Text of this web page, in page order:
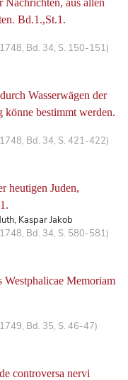
Bd.1.,St.1.
Bd. 34, S. 150-151)
Wasserwägen der
bestimmt werden.
Bd. 34, S. 421-422)
heutigen Juden,
Kaspar Jakob
Bd. 34, S. 580-581)
Westphalicae Memoriam
Bd. 35, S. 46-47)
controversa nervi